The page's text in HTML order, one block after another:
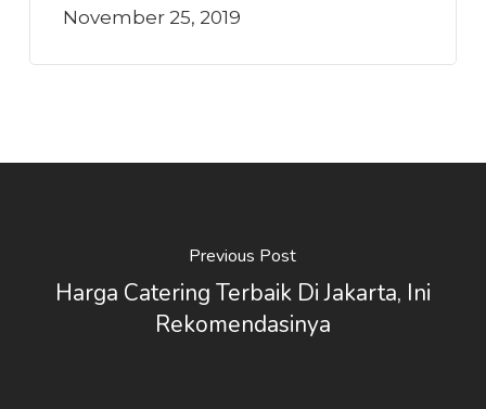
November 25, 2019
Previous Post
Harga Catering Terbaik Di Jakarta, Ini
Rekomendasinya